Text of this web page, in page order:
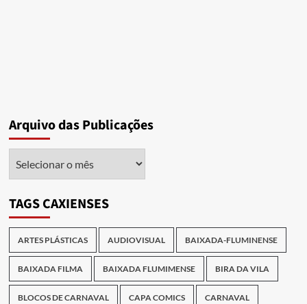
Arquivo das Publicações
TAGS CAXIENSES
ARTES PLÁSTICAS AUDIOVISUAL BAIXADA-FLUMINENSE
BAIXADA FILMA BAIXADA FLUMIMENSE BIRA DA VILA
BLOCOS DE CARNAVAL CAPA COMICS CARNAVAL